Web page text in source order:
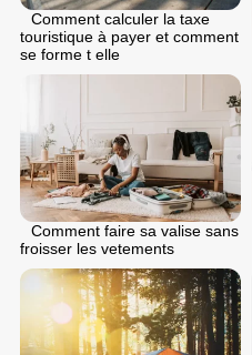
Comment calculer la taxe
touristique à payer et comment
se forme t elle
Comment faire sa valise sans
froisser les vetements